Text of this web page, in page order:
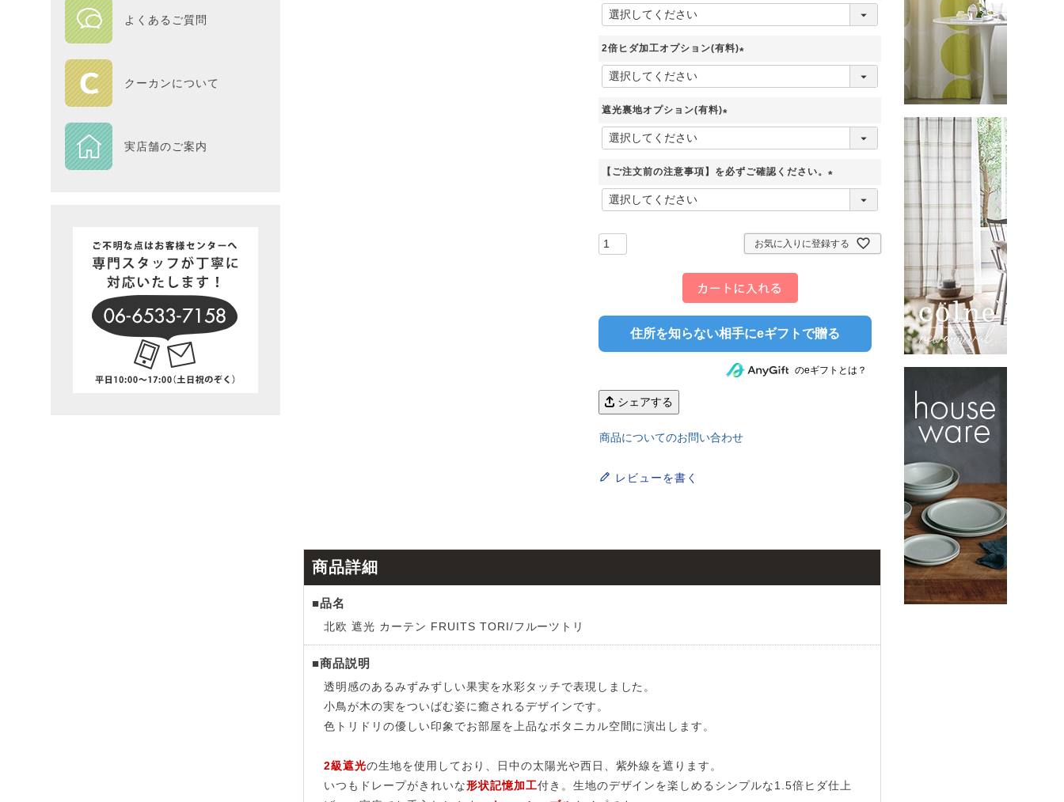
よくあるご質問
クーカンについて
実店舗のご案内
(
必
須
)
2倍ヒダ加工オプション(有料)
必
)
遮光裏地オプション(有料)
必
須
)
【ご注文前の注意事項】を必ずご確認ください。
必
須
)
お気に入りに登録する
住所を知らない相手にeギフトで贈る
のeギフトとは？
シェアする
商品についてのお問い合わせ
レビューを書く
商品詳細
■品名
北欧 遮光 カーテン FRUITS TORI/フルーツトリ
■商品説明
透明感のあるみずみずしい果実を水彩タッチで表現しました。
小鳥が木の実をついばむ姿に癒されるデザインです。
色トリドリの優しい印象でお部屋を上品なボタニカル空間に演出します。
2級遮光の生地を使用しており、日中の太陽光や西日、紫外線を遮ります。
いつもドレープがきれいな形状記憶加工付き。生地のデザインを楽しめるシンプルな1.5倍ヒダ仕上